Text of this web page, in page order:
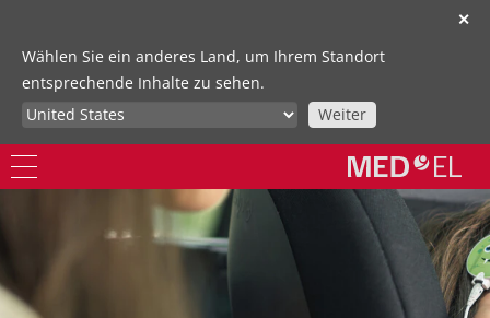
✕
Wählen Sie ein anderes Land, um Ihrem Standort
entsprechende Inhalte zu sehen.
Weiter